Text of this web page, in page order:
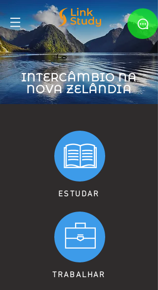
INTERCÂMBIO NA
NOVA ZELÂNDIA
ESTUDAR
TRABALHAR